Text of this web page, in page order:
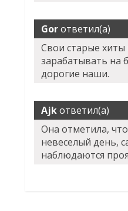
Gorответил(а)
Свои старые
зарабатывать на
дорогие наши.
Ajkответил(а)
Она отметила,
невеселый день,
наблюдаются